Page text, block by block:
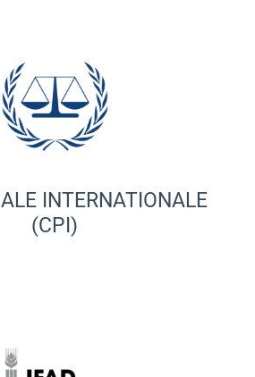
INTERNATIONALE
(CPI)